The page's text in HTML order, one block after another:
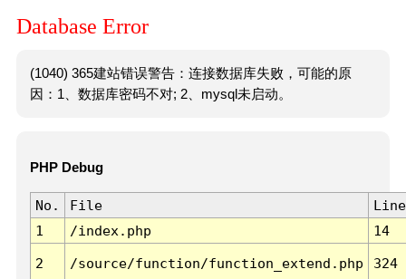
Database Error
(1040) 365建站错误警告：连接数据库失败，可能的原
因：1、数据库密码不对; 2、mysql未启动。
PHP Debug
No. File
Line
1
/index.php 14
2 /source/function/function_extend.php 324